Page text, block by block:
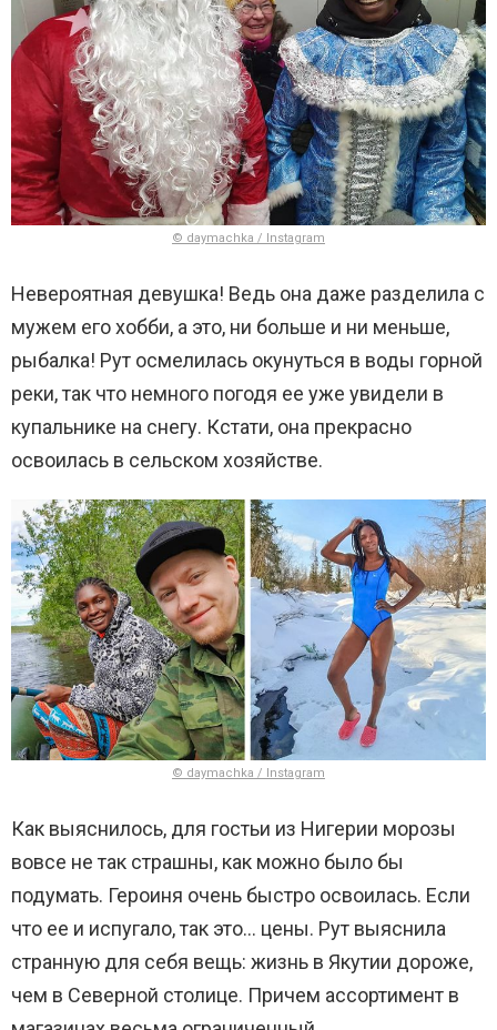
© daymachka / Instagram
Невероятная девушка! Ведь она даже разделила с
мужем его хобби, а это, ни больше и ни меньше,
рыбалка! Рут осмелилась окунуться в воды горной
реки, так что немного погодя ее уже увидели в
купальнике на снегу. Кстати, она прекрасно
освоилась в сельском хозяйстве.
© daymachka / Instagram
Как выяснилось, для гостьи из Нигерии морозы
вовсе не так страшны, как можно было бы
подумать. Героиня очень быстро освоилась. Если
что ее и испугало, так это… цены. Рут выяснила
странную для себя вещь: жизнь в Якутии дороже,
чем в Северной столице. Причем ассортимент в